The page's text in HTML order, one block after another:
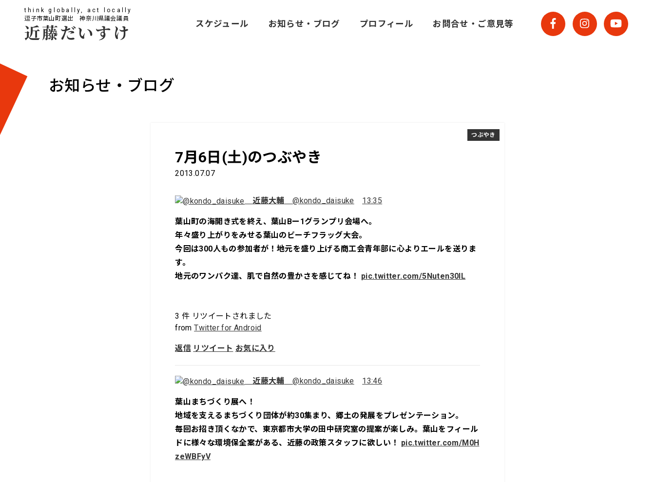
think globally, act locally
逗子市葉山町選出 神奈川県議会議員
近藤だいすけ スケジュール お知らせ・ブログ プロフィール お問合せ・ご意見等
お知らせ・ブログ
7月6日(土)のつぶやき
2013.07.07
つぶやき
近藤大輔 @kondo_daisuke 13:35
葉山町の海開き式を終え、葉山Bー1グランプリ会場へ。
年々盛り上がりをみせる葉山のビーチフラッグ大会。
今回は300人もの参加者が！地元を盛り上げる商工会青年部に心よりエールを送りま
す。
地元のワンパク達、肌で自然の豊かさを感じてね！ pic.twitter.com/5Nuten30IL
3 件 リツイートされました
fromTwitter for Android
返信 リツイート お気に入り
近藤大輔 @kondo_daisuke 13:46
葉山まちづくり展へ！
地域を支えるまちづくり団体が約30集まり、郷土の発展をプレゼンテーション。
毎回お招き頂くなかで、東京都市大学の田中研究室の提案が楽しみ。葉山をフィール
ドに様々な環境保全案がある、近藤の政策スタッフに欲しい！ pic.twitter.com/M0H
zeWBFyV